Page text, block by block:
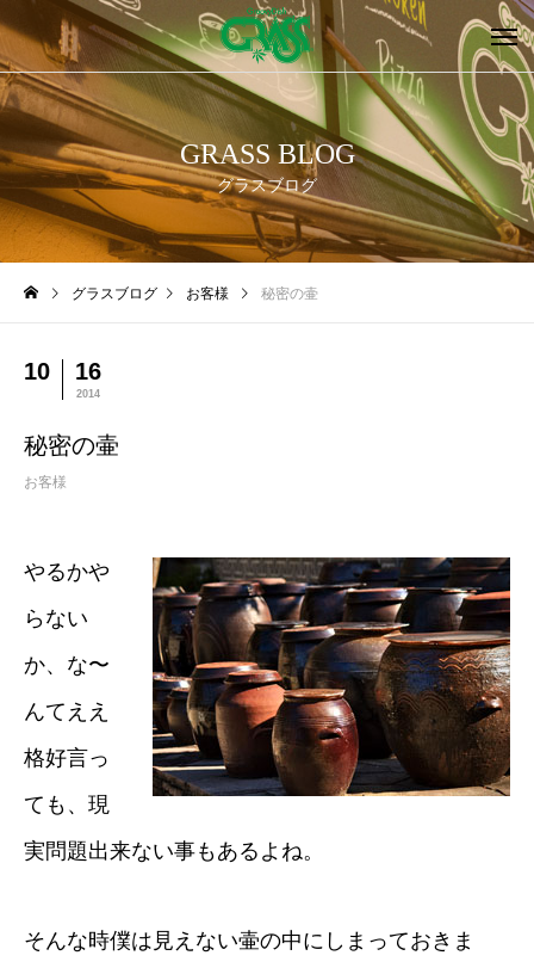
GRASS BLOG
グラスブログ
グラスブログ お客様 秘密の壷
10 16
2014
秘密の壷
お客様
やるかや
らない
か、な〜
んてええ
格好言っ
ても、現
実問題出来ない事もあるよね。
そんな時僕は見えない壷の中にしまっておきま